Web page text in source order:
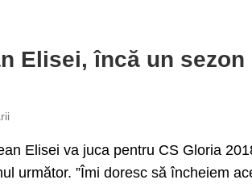
Elisei, încă un sezon
Elisei va juca pentru CS Gloria
următor. ”Îmi doresc să încheiem